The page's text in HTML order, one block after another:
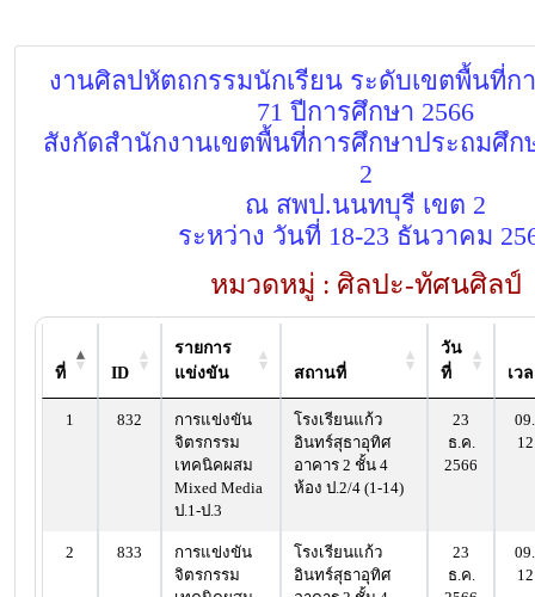
งานศิลปหัตถกรรมนักเรียน ระดับเขตพื้นที่ก
71 ปีการศึกษา 2566
สังกัดสำนักงานเขตพื้นที่การศึกษาประถมศึก
2
ณ สพป.นนทบุรี เขต 2
ระหว่าง วันที่ 18-23 ธันวาคม
หมวดหมู่ : ศิลปะ-ทัศนศิลป์
ที่ ID
รายการ
แข่งขัน
สถานที่
วัน
ที่
เว
1 832
การแข่งขัน
จิตรกรรม
เทคนิคผสม
Mixed Media
ป.1-ป.3
โรงเรียนแก้ว
อินทร์สุธาอุทิศ
อาคาร 2 ชั้น 4
ห้อง ป.2/4 (1-14)
23
ธ.ค.
2566
2 833
การแข่งขัน
จิตรกรรม
โรงเรียนแก้ว
อินทร์สุธาอุทิศ
23
ธ.ค.